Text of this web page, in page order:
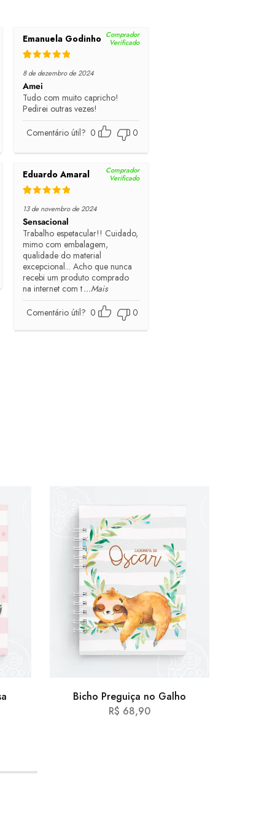
Emanuela Godinho Comprador
Verificado
8 de dezembro de 2024
Amei
Tudo com muito capricho!
Pedirei outras vezes!
Comentário útil? 0 0
Eduardo Amaral
Comprador
Verificado
13 de novembro de 2024
Sensacional
Trabalho espetacular!! Cuidado,
mimo com embalagem,
qualidade do material
excepcional... Acho que nunca
recebi um produto comprado
na internet com t...Mais
Comentário útil? 0 0
Bicho Preguiça no Galho
R$ 68,90